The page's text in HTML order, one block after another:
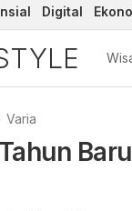
Digital
Varia